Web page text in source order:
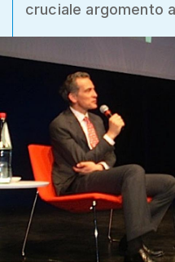
cruciale argomento